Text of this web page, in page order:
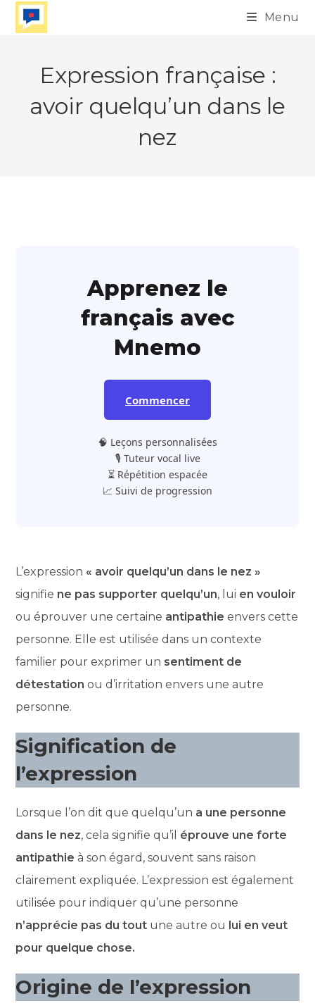
Skip
Menu
Expression française :
avoir quelqu’un dans le
nez
Apprenez le
français avec
Mnemo
Commencer
🧠 Leçons personnalisées
🎙️ Tuteur vocal live
⏳ Répétition espacée
📈 Suivi de progression
L’expression « avoir quelqu’un dans le nez »
signifie ne pas supporter quelqu’un, lui en vouloir
ou éprouver une certaine antipathie envers cette
personne. Elle est utilisée dans un contexte
familier pour exprimer un sentiment de
détestation ou d’irritation envers une autre
personne.
Signification de
l’expression
Lorsque l’on dit que quelqu’un a une personne
dans le nez, cela signifie qu’il éprouve une forte
antipathie à son égard, souvent sans raison
clairement expliquée. L’expression est également
utilisée pour indiquer qu’une personne
n’apprécie pas du tout une autre ou lui en veut
pour quelque chose.
Origine de l’expression